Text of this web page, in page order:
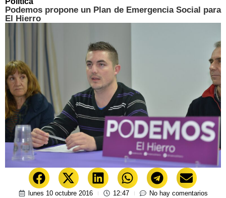
Podemos propone un Plan de Emergencia Social para
El Hierro
lunes 10 octubre 2016 12:47
No hay comentarios